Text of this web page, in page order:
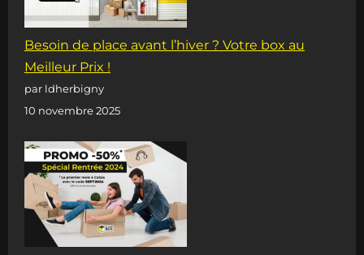
Besoin de place avant l’hiver ? Votre box au
Meilleur Prix !
par ldherbigny
10 novembre 2025